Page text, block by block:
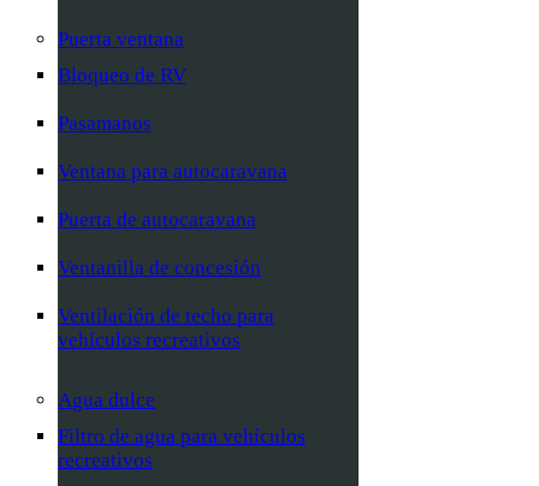
Puerta ventana
Bloqueo de RV
Pasamanos
Ventana para autocaravana
Puerta de autocaravana
Ventanilla de concesión
Ventilación de techo para
vehículos recreativos
Agua dulce
Filtro de agua para vehículos
recreativos